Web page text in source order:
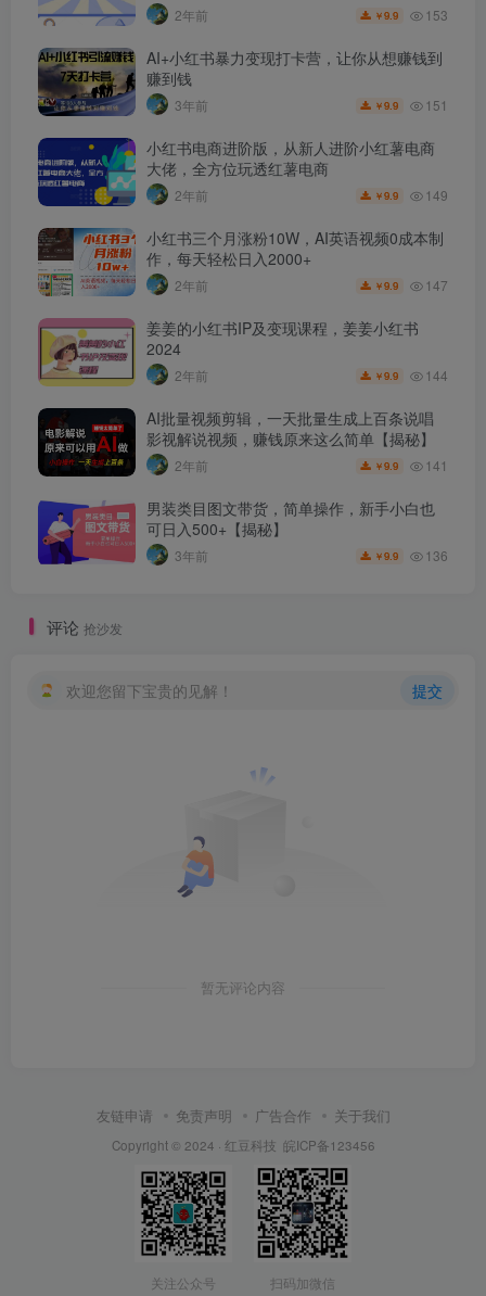
2年前 ￥9.9 153
AI+小红书暴力变现打卡营，让你从想赚钱到
赚到钱
3年前 ￥9.9 151
小红书电商进阶版，从新人进阶小红薯电商
大佬，全方位玩透红薯电商
2年前 ￥9.9 149
小红书三个月涨粉10W，AI英语视频0成本制
作，每天轻松日入2000+
2年前 ￥9.9 147
姜姜的小红书IP及变现课程，姜姜小红书
2024
2年前 ￥9.9 144
AI批量视频剪辑，一天批量生成上百条说唱
影视解说视频，赚钱原来这么简单【揭秘】
2年前 ￥9.9 141
男装类目图文带货，简单操作，新手小白也
可日入500+【揭秘】
3年前 ￥9.9 136
评论 抢沙发
欢迎您留下宝贵的见解！ 提交
暂无评论内容
友链申请 免责声明 广告合作 关于我们
Copyright © 2024 · 红豆科技 皖ICP备123456
关注公众号 扫码加微信